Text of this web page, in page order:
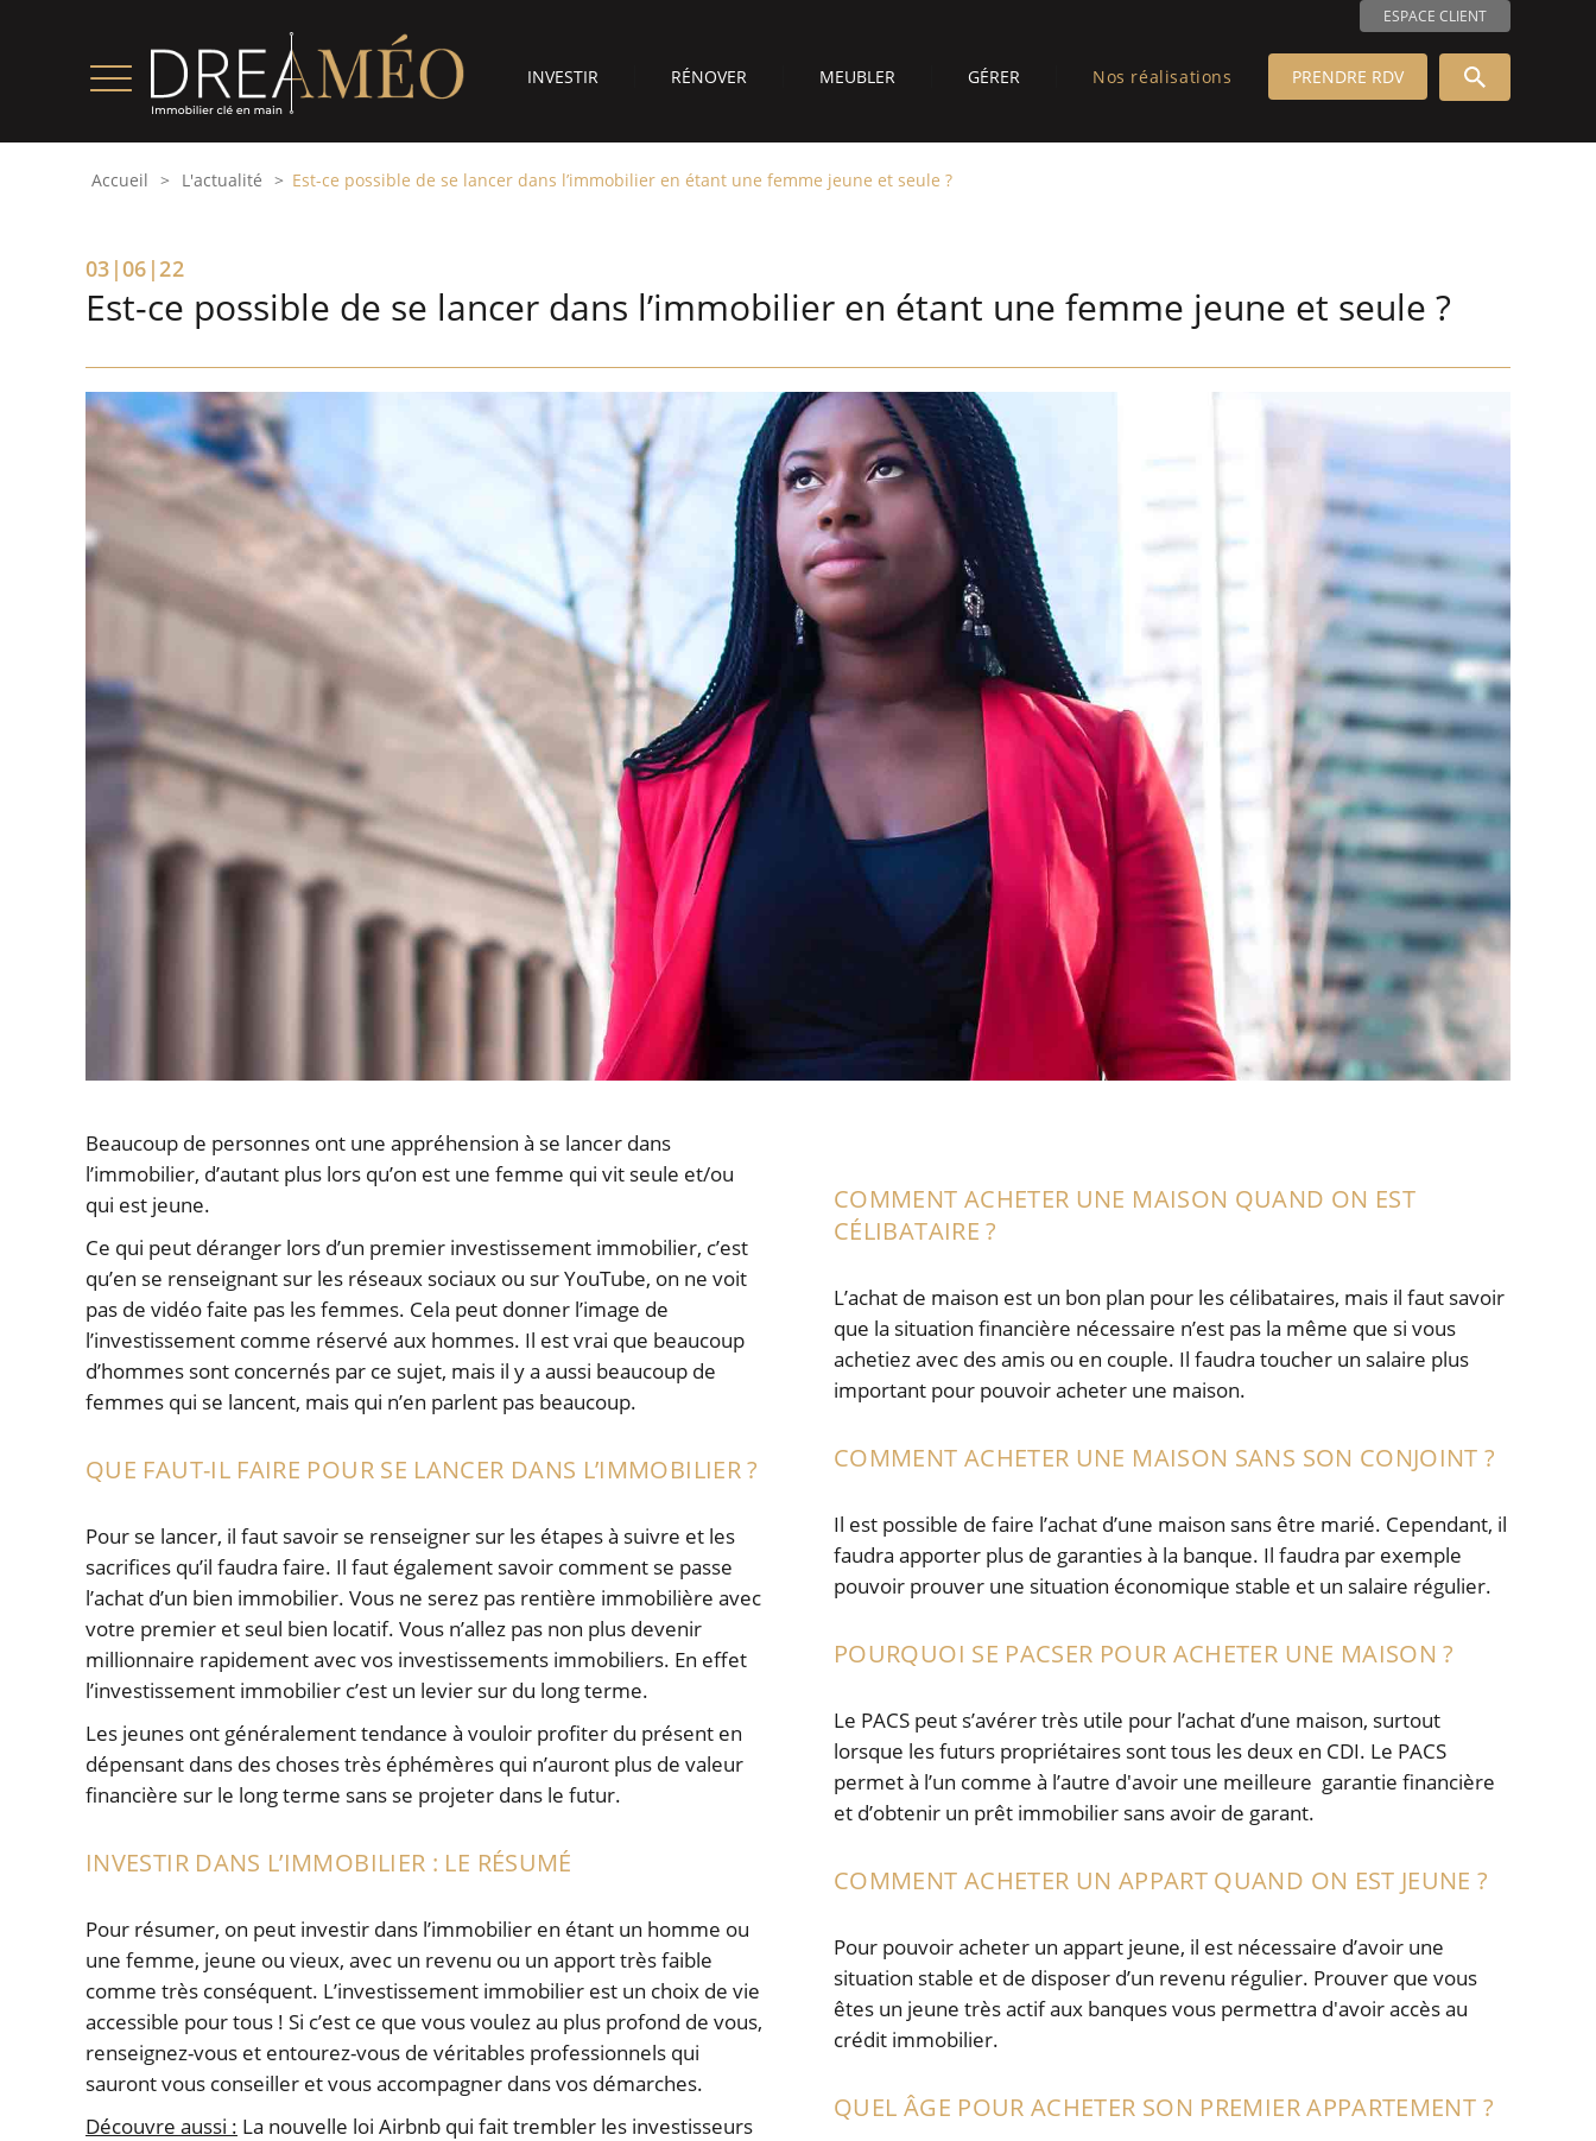
ESPACE CLIENT
INVESTIR RÉNOVER MEUBLER GÉRER Nos réalisations PRENDRE RDV
Accueil L'actualité Est-ce possible de se lancer dans l’immobilier en étant une femme jeune et seule ?
03|06|22
Est-ce possible de se lancer dans l’immobilier en étant une femme jeune et seule ?
Beaucoup de personnes ont une appréhension à se lancer dans
l’immobilier, d’autant plus lors qu’on est une femme qui vit seule et/ou
qui est jeune.
Ce qui peut déranger lors d’un premier investissement immobilier, c’est
qu’en se renseignant sur les réseaux sociaux ou sur YouTube, on ne voit
pas de vidéo faite pas les femmes. Cela peut donner l’image de
l’investissement comme réservé aux hommes. Il est vrai que beaucoup
d’hommes sont concernés par ce sujet, mais il y a aussi beaucoup de
femmes qui se lancent, mais qui n’en parlent pas beaucoup.
QUE FAUT-IL FAIRE POUR SE LANCER DANS L’IMMOBILIER ?
Pour se lancer, il faut savoir se renseigner sur les étapes à suivre et les
sacrifices qu’il faudra faire. Il faut également savoir comment se passe
l’achat d’un bien immobilier. Vous ne serez pas rentière immobilière avec
votre premier et seul bien locatif. Vous n’allez pas non plus devenir
millionnaire rapidement avec vos investissements immobiliers. En effet
l’investissement immobilier c’est un levier sur du long terme.
Les jeunes ont généralement tendance à vouloir profiter du présent en
dépensant dans des choses très éphémères qui n’auront plus de valeur
financière sur le long terme sans se projeter dans le futur.
INVESTIR DANS L’IMMOBILIER : LE RÉSUMÉ
Pour résumer, on peut investir dans l’immobilier en étant un homme ou
une femme, jeune ou vieux, avec un revenu ou un apport très faible
comme très conséquent. L’investissement immobilier est un choix de vie
accessible pour tous ! Si c’est ce que vous voulez au plus profond de vous,
renseignez-vous et entourez-vous de véritables professionnels qui
sauront vous conseiller et vous accompagner dans vos démarches.
Découvre aussi : La nouvelle loi Airbnb qui fait trembler les investisseurs
COMMENT ACHETER UNE MAISON QUAND ON EST
CÉLIBATAIRE ?
L’achat de maison est un bon plan pour les célibataires, mais il faut savoir
que la situation financière nécessaire n’est pas la même que si vous
achetiez avec des amis ou en couple. Il faudra toucher un salaire plus
important pour pouvoir acheter une maison.
COMMENT ACHETER UNE MAISON SANS SON CONJOINT ?
Il est possible de faire l’achat d’une maison sans être marié. Cependant, il
faudra apporter plus de garanties à la banque. Il faudra par exemple
pouvoir prouver une situation économique stable et un salaire régulier.
POURQUOI SE PACSER POUR ACHETER UNE MAISON ?
Le PACS peut s’avérer très utile pour l’achat d’une maison, surtout
lorsque les futurs propriétaires sont tous les deux en CDI. Le PACS
permet à l’un comme à l’autre d'avoir une meilleure garantie financière
et d’obtenir un prêt immobilier sans avoir de garant.
COMMENT ACHETER UN APPART QUAND ON EST JEUNE ?
Pour pouvoir acheter un appart jeune, il est nécessaire d’avoir une
situation stable et de disposer d’un revenu régulier. Prouver que vous
êtes un jeune très actif aux banques vous permettra d'avoir accès au
crédit immobilier.
QUEL ÂGE POUR ACHETER SON PREMIER APPARTEMENT ?